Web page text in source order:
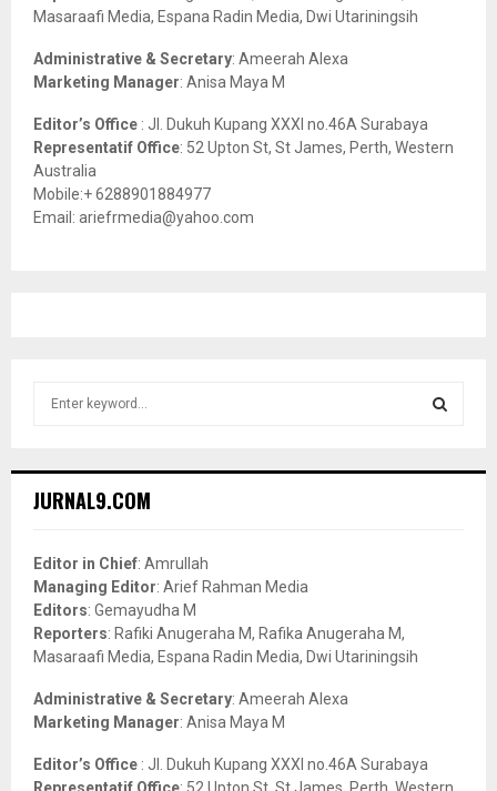
Masaraafi Media, Espana Radin Media, Dwi Utariningsih
Administrative & Secretary: Ameerah Alexa
Marketing Manager: Anisa Maya M
Editor’s Office : Jl. Dukuh Kupang XXXI no.46A Surabaya
Representatif Office: 52 Upton St, St James, Perth, Western
Australia
Mobile:+ 6288901884977
Email: ariefrmedia@yahoo.com
h
o
r
:
JURNAL9.COM
Editor in Chief: Amrullah
Managing Editor: Arief Rahman Media
Editors: Gemayudha M
Reporters: Rafiki Anugeraha M, Rafika Anugeraha M,
Masaraafi Media, Espana Radin Media, Dwi Utariningsih
Administrative & Secretary: Ameerah Alexa
Marketing Manager: Anisa Maya M
Editor’s Office : Jl. Dukuh Kupang XXXI no.46A Surabaya